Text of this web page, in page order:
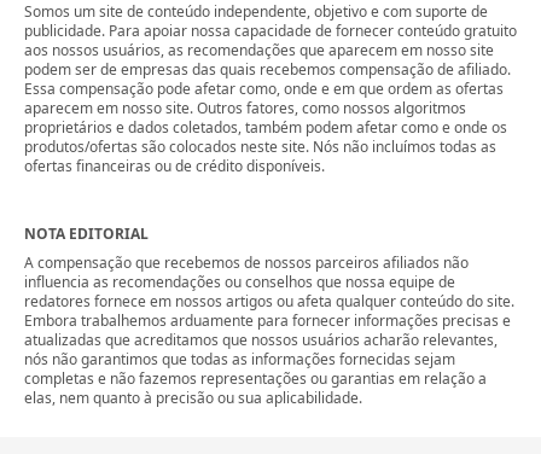
Somos um site de conteúdo independente, objetivo e com suporte de
publicidade. Para apoiar nossa capacidade de fornecer conteúdo gratuito
aos nossos usuários, as recomendações que aparecem em nosso site
podem ser de empresas das quais recebemos compensação de afiliado.
Essa compensação pode afetar como, onde e em que ordem as ofertas
aparecem em nosso site. Outros fatores, como nossos algoritmos
proprietários e dados coletados, também podem afetar como e onde os
produtos/ofertas são colocados neste site. Nós não incluímos todas as
ofertas financeiras ou de crédito disponíveis.
NOTA EDITORIAL
A compensação que recebemos de nossos parceiros afiliados não
influencia as recomendações ou conselhos que nossa equipe de
redatores fornece em nossos artigos ou afeta qualquer conteúdo do site.
Embora trabalhemos arduamente para fornecer informações precisas e
atualizadas que acreditamos que nossos usuários acharão relevantes,
nós não garantimos que todas as informações fornecidas sejam
completas e não fazemos representações ou garantias em relação a
elas, nem quanto à precisão ou sua aplicabilidade.